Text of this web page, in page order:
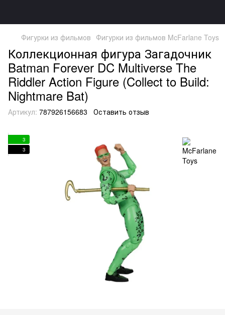
Фигурки из фильмов Фигурки из фильмов McFarlane Toys
Коллекционная фигура Загадочник
Batman Forever DC Multiverse The
Riddler Action Figure (Collect to Build:
Nightmare Bat)
Артикул: 787926156683 Оставить отзыв
3
3